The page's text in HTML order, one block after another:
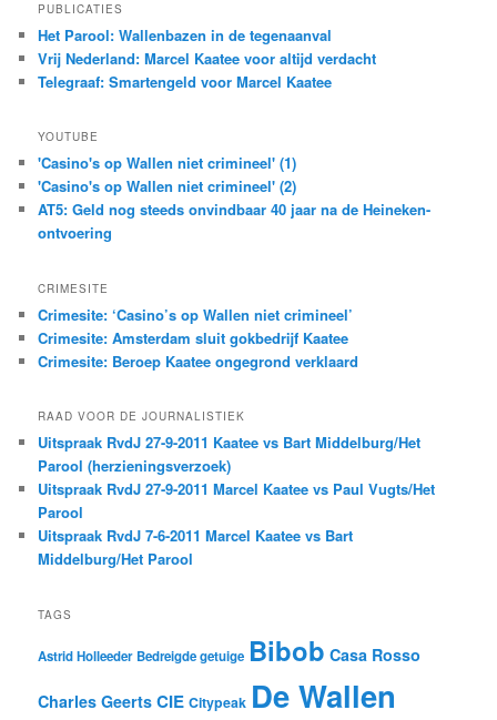
PUBLICATIES
Het Parool: Wallenbazen in de tegenaanval
Vrij Nederland: Marcel Kaatee voor altijd verdacht
Telegraaf: Smartengeld voor Marcel Kaatee
YOUTUBE
'Casino's op Wallen niet crimineel' (1)
'Casino's op Wallen niet crimineel' (2)
AT5: Geld nog steeds onvindbaar 40 jaar na de Heineken-
ontvoering
CRIMESITE
Crimesite: ‘Casino’s op Wallen niet crimineel’
Crimesite: Amsterdam sluit gokbedrijf Kaatee
Crimesite: Beroep Kaatee ongegrond verklaard
RAAD VOOR DE JOURNALISTIEK
Uitspraak RvdJ 27-9-2011 Kaatee vs Bart Middelburg/Het
Parool (herzieningsverzoek)
Uitspraak RvdJ 27-9-2011 Marcel Kaatee vs Paul Vugts/Het
Parool
Uitspraak RvdJ 7-6-2011 Marcel Kaatee vs Bart
Middelburg/Het Parool
TAGS
Astrid Holleeder Bedreigde getuige Bibob Casa Rosso
Charles Geerts CIE Citypeak De Wallen